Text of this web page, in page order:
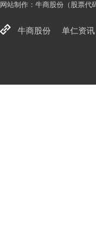
网站制作： 牛商股份 （股票代
牛商股份 单仁资讯